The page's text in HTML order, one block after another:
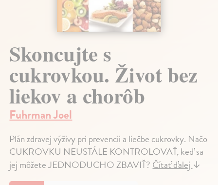
Skoncujte s
cukrovkou. Život bez
liekov a chorôb
Fuhrman Joel
Plán zdravej výživy pri prevencii a liečbe cukrovky. Načo
CUKROVKU NEUSTÁLE KONTROLOVAŤ, keď sa
jej môžete JEDNODUCHO ZBAVIŤ? Čítať ďalej ↓